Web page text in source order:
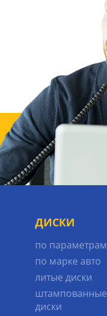
ДИСКИ
по параметрам
по марке авто
литые диски
штампованные
диски